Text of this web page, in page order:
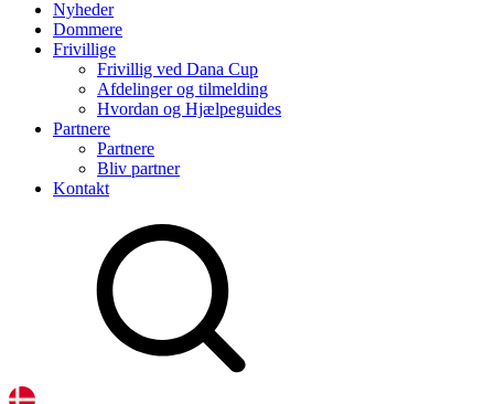
Nyheder
Dommere
Frivillige
Frivillig ved Dana Cup
Afdelinger og tilmelding
Hvordan og Hjælpeguides
Partnere
Partnere
Bliv partner
Kontakt